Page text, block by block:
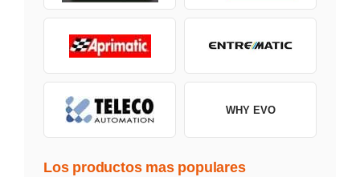
WHY EVO
Los productos mas populares